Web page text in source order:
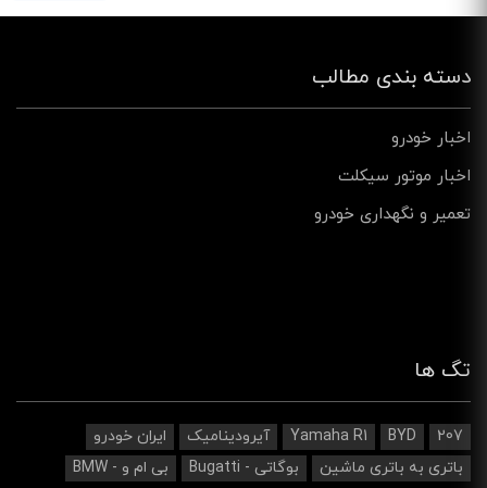
دسته بندی مطالب
اخبار خودرو
اخبار موتور سیکلت
تعمیر و نگهداری خودرو
تگ ها
207
BYD
Yamaha R1 آیرودینامیک‌
ایران خودرو
باتری به باتری ماشین
بوگاتی - Bugatti بی ام و - BMW